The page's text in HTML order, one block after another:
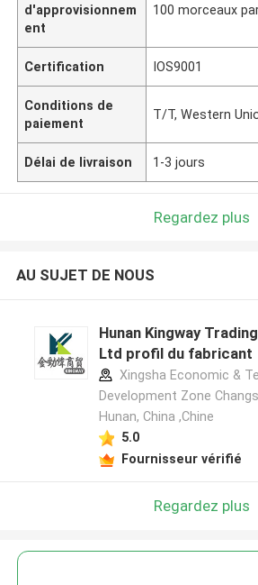
d'approvisionnem
ent
100 morceaux
Certification IOS9001
Conditions de
paiement
T/T, Western
Délai de livraison 1-3 jours
Regardez plus
AU SUJET DE NOUS
Hunan Kingway
Ltd profil du fabricant
Xingsha Economic &
Development Zone
Hunan, China ,Chine
5.0
Fournisseur vérifié
Regardez plus